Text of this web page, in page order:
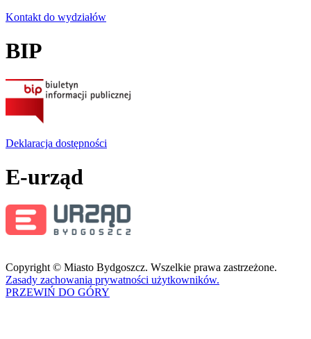
Kontakt do wydziałów
BIP
Deklaracja dostępności
E-urząd
Copyright © Miasto Bydgoszcz. Wszelkie prawa zastrzeżone.
Zasady zachowania prywatności użytkowników.
PRZEWIŃ DO GÓRY